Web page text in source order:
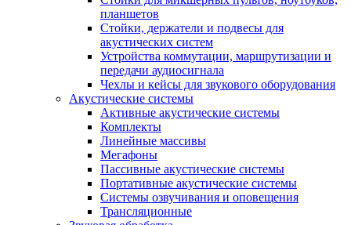
планшетов
Стойки, держатели и подвесы для
акустических систем
Устройства коммутации, маршрутизации и
передачи аудиосигнала
Чехлы и кейсы для звукового оборудования
Акустические системы
Активные акустические системы
Комплекты
Линейные массивы
Мегафоны
Пассивные акустические системы
Портативные акустические системы
Системы озвучивания и оповещения
Трансляционные